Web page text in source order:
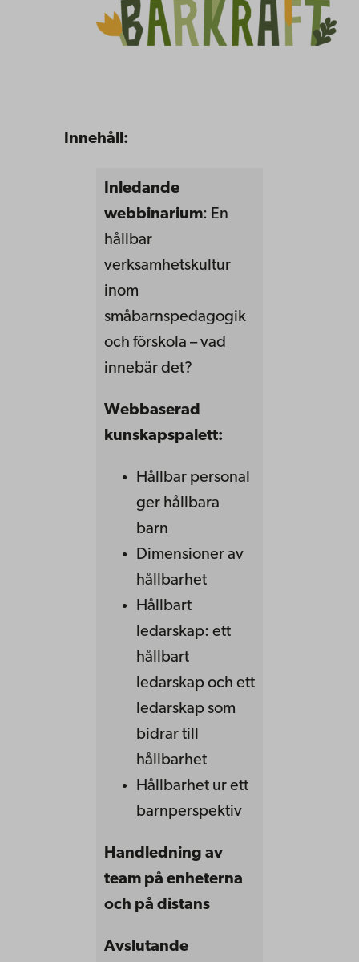
Innehåll:
Inledande
webbinarium: En
hållbar
verksamhetskultur
inom
småbarnspedagogik
och förskola – vad
innebär det?
Webbaserad
kunskapspalett:
Hållbar personal
ger hållbara
barn
Dimensioner av
hållbarhet
Hållbart
ledarskap: ett
hållbart
ledarskap och ett
ledarskap som
bidrar till
hållbarhet
Hållbarhet ur ett
barnperspektiv
Handledning av
team på enheterna
och på distans
Avslutande